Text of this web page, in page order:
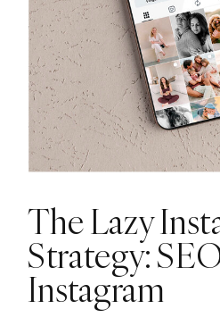
We gaan de hele
om de lekken
ontdekken. Waar
Waar stappen de
uit? En waar valt de
Het uiteindelijke
off sessie kan er
The Lazy
Strategy:
Instagram